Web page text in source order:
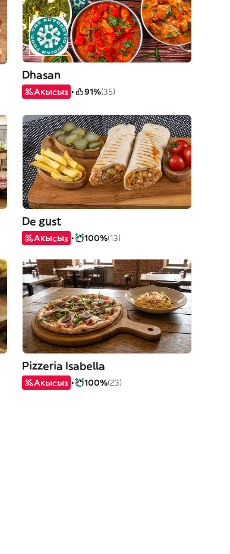
Dhasan
Акысыз 91%(35)
De gust
Акысыз 100%(13)
Pizzeria Isabella
Акысыз 100%(23)